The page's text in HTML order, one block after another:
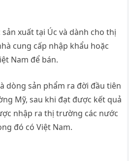
sản xuất tại Úc và dành cho thị
cung cấp nhập khẩu hoặc
Nam để bán.
dòng sản phẩm ra đời đầu tiên
Mỹ, sau khi đạt được kết quả
nhập ra thị trường các nước
đó có Việt Nam.